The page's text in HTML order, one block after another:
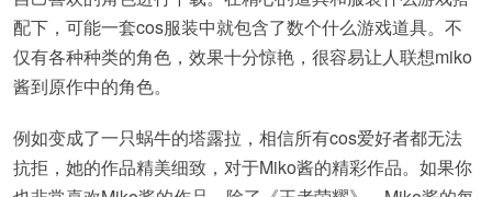
配下，可能一套cos服装中就包含了数个什么游戏道具。不
仅有各种种类的角色，效果十分惊艳，很容易让人联想miko
酱到原作中的角色。
例如变成了一只蜗牛的塔露拉，相信所有cos爱好者都无法
抗拒，她的作品精美细致，对于Miko酱的精彩作品。如果你